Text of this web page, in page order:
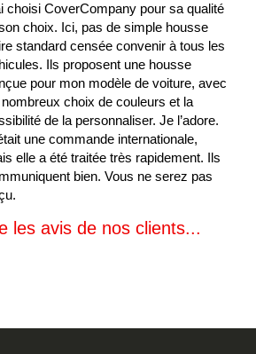
choisi CoverCompany pour sa qualité
choix. Ici, pas de simple housse
standard censée convenir à tous les
Ils proposent une housse
pour mon modèle de voiture, avec
choix de couleurs et la
de la personnaliser. Je l’adore.
une commande internationale,
elle a été traitée très rapidement. Ils
bien. Vous ne serez pas
les avis de nos clients...